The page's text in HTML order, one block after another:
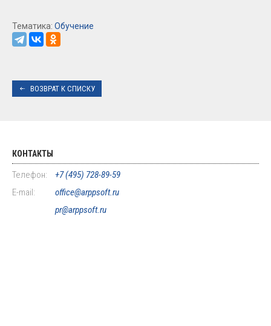
Тематика: Обучение
ВОЗВРАТ К СПИСКУ
КОНТАКТЫ
Телефон:
+7 (495) 728-89-59
E-mail:
office@arppsoft.ru
pr@arppsoft.ru